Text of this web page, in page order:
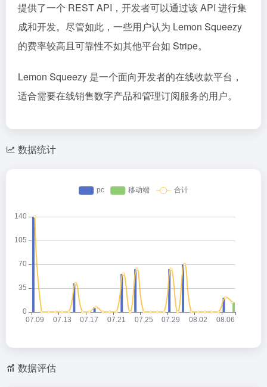
提供了一个 REST API，开发者可以通过该 API 进行集
成和开发。尽管如此，一些用户认为 Lemon Squeezy
的费率较高且可靠性不如其他平台如 Stripe。
Lemon Squeezy 是一个面向开发者的在线收款平台，
适合需要在线销售数字产品和管理订阅服务的用户。
数据统计
数据评估